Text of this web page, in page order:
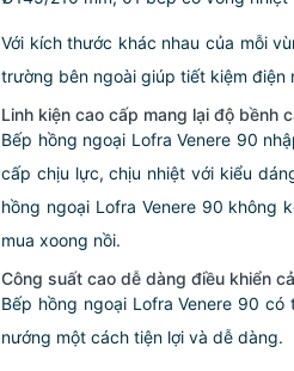
Với kích thước khác nhau của mỗi
trường bên ngoài giúp tiết kiệm điện
Linh kiện cao cấp mang lại độ bềnh
Bếp hồng ngoại Lofra Venere 90
cấp chịu lực, chịu nhiệt với kiểu
hồng ngoại Lofra Venere 90 không
mua xoong nồi.
Công suất cao dễ dàng điều khiển
Bếp hồng ngoại Lofra Venere 90
nướng một cách tiện lợi và dễ dàng.